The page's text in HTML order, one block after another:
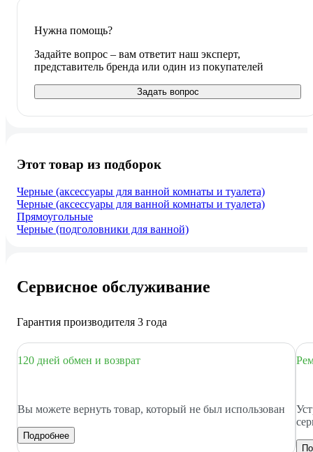
Нужна помощь?
Задайте вопрос – вам ответит наш эксперт,
представитель бренда или один из покупателей
Задать вопрос
Этот товар из подборок
Черные (аксессуары для ванной комнаты и туалета)
Черные (аксессуары для ванной комнаты и туалета)
Прямоугольные
Черные (подголовники для ванной)
Сервисное обслуживание
Гарантия производителя 3 года
120 дней обмен и возврат
Вы можете вернуть товар, который не был использован
Подробнее